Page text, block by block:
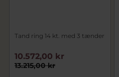
Tand ring 14 kt. med 3 tænder
13.215,00 kr
10.572,00 kr